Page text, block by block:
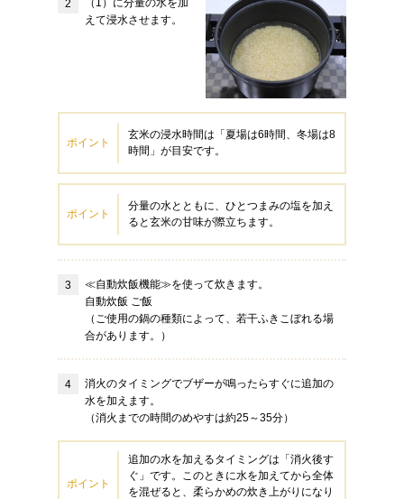
（1）に分量の水を加
えて浸水させます。
ポイント
玄米の浸水時間は「夏場は6時間、冬場は8
時間」が目安です。
ポイント
分量の水とともに、ひとつまみの塩を加え
ると玄米の甘味が際立ちます。
≪自動炊飯機能≫を使って炊きます。
自動炊飯 ご飯
（ご使用の鍋の種類によって、若干ふきこぼれる場
合があります。）
消火のタイミングでブザーが鳴ったらすぐに追加の
水を加えます。
（消火までの時間のめやすは約25～35分）
ポイント
追加の水を加えるタイミングは「消火後す
ぐ」です。このときに水を加えてから全体
を混ぜると、柔らかめの炊き上がりになり